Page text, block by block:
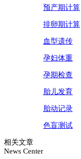
预产期计算
排卵期计算
血型遗传
孕妇体重
孕期检查
胎儿发育
胎动记录
色盲测试
相关文章
News Center